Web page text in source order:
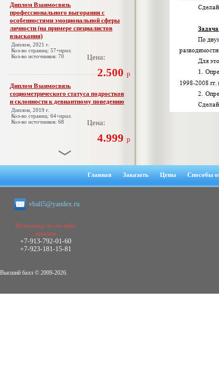
Диплом Взаимосвязь
профессионального выгорания с
особенностями эмоциональной сферы
личности (на примере специалистов
взыскания)
Диплом, 2021 г.
Кол-во страниц: 57+прил.
Кол-во источников: 70
Цена:
2.500 р
Диплом Взаимосвязь
социометрического статуса подростков
и склонности к девиантному поведению
Диплом, 2019 г.
Кол-во страниц: 64+прил.
Кол-во источников: 68
Цена:
4.999 р
Диплом Взаимосвязь эмпатии и
негативных эмоциональных состояний
Диплом, 2021 г.
Кол-во страниц: 51+прил.
Кол-во источников: 77
Диплом Виндикационный иск
Главная Заказать Цены Способы
vball5@yandex.ru
Менеджер по он-лайн
заказам
+7-913-792-01-60
+7-923-181-15-81
Высший балл © 2009-2026.